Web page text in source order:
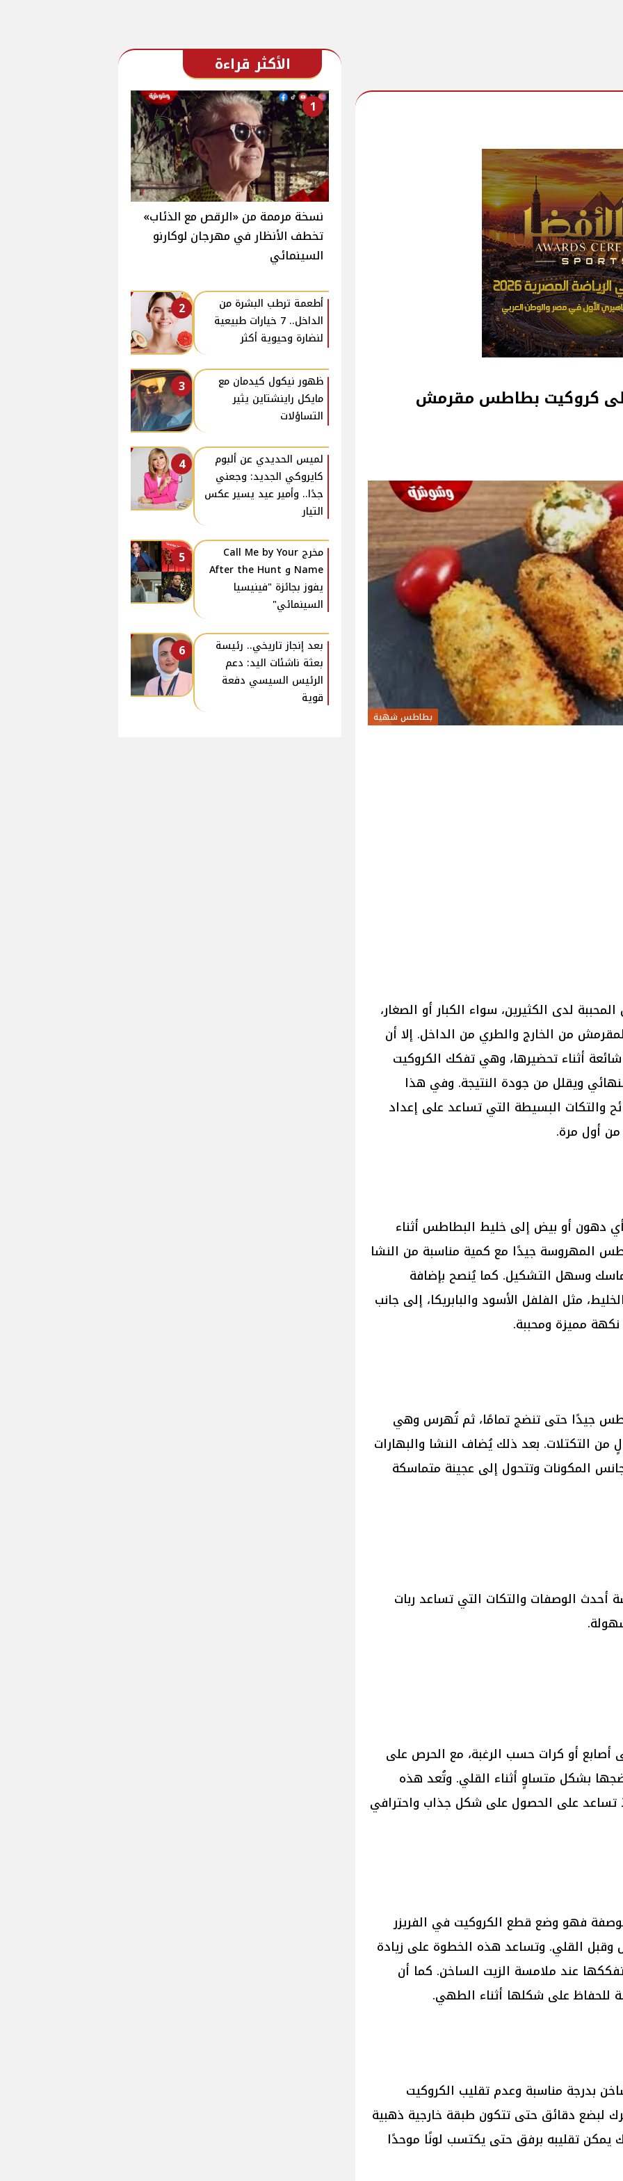
كروكيت بطاطس مقرمش
بطاطس شهية
لدى الكثيرين، سواء الكبار أو الصغار،
من الخارج والطري من الداخل. إلا أن
أثناء تحضيرها، وهي تفكك الكروكيت
ويقلل من جودة النتيجة. وفي هذا
والتكات البسيطة التي تساعد على إعداد
أول مرة.
دهون أو بيض إلى خليط البطاطس أثناء
المهروسة جيدًا مع كمية مناسبة من النشا
وسهل التشكيل. كما يُنصح بإضافة
مثل الفلفل الأسود والبابريكا، إلى جانب
نكهة مميزة ومحببة.
جيدًا حتى تنضج تمامًا، ثم تُهرس وهي
التكتلات. بعد ذلك يُضاف النشا والبهارات
المكونات وتتحول إلى عجينة متماسكة
الوصفات والتكات التي تساعد ربات
أو كرات حسب الرغبة، مع الحرص على
بشكل متساوٍ أثناء القلي. وتُعد هذه
تساعد على الحصول على شكل جذاب واحترافي
فهو وضع قطع الكروكيت في الفريزر
وقبل القلي. وتساعد هذه الخطوة على زيادة
عند ملامسة الزيت الساخن. كما أن
للحفاظ على شكلها أثناء الطهي.
بدرجة مناسبة وعدم تقليب الكروكيت
لبضع دقائق حتى تتكون طبقة خارجية ذهبية
يمكن تقليبه برفق حتى يكتسب لونًا موحدًا
الأكثر قراءة
1
نسخة مرممة من «الرقص مع الذئاب»
تخطف الأنظار في مهرجان لوكارنو
السينمائي
2
أطعمة ترطب البشرة من
الداخل.. 7 خيارات طبيعية
لنضارة وحيوية أكثر
3
ظهور نيكول كيدمان مع
مايكل راينشتاين يثير
التساؤلات
4
لميس الحديدي عن ألبوم
كايروكي الجديد: وجعني
جدًا.. وأمير عيد يسير عكس
التيار
5
مخرج Call Me by Your
Name و After the Hunt
يفوز بجائزة "فينيسيا
السينمائي"
6
بعد إنجاز تاريخي.. رئيسة
بعثة ناشئات اليد: دعم
الرئيس السيسي دفعة
قوية